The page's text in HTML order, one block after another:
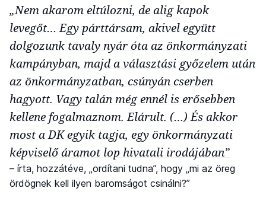
„Nem akarom eltúlozni, de alig kapok
levegőt… Egy párttársam, akivel együtt
dolgozunk tavaly nyár óta az önkormányzati
kampányban, majd a választási győzelem után
az önkormányzatban, csúnyán cserben
hagyott. Vagy talán még ennél is erősebben
kellene fogalmaznom. Elárult. (…) És akkor
most a DK egyik tagja, egy önkormányzati
képviselő áramot lop hivatali irodájában”
– írta, hozzátéve, „ordítani tudna”, hogy „mi az öreg
ördögnek kell ilyen baromságot csinálni?”